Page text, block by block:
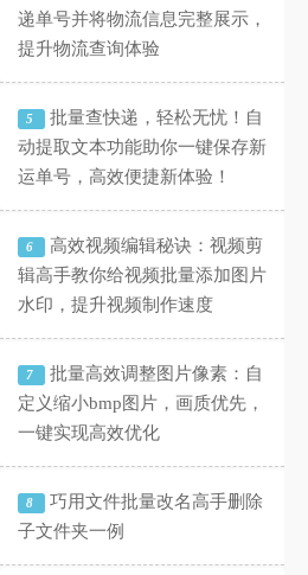
递单号并将物流信息完整展示，
提升物流查询体验
5
批量查快递，轻松无忧！自
动提取文本功能助你一键保存新
运单号，高效便捷新体验！
6
高效视频编辑秘诀：视频剪
辑高手教你给视频批量添加图片
水印，提升视频制作速度
7
批量高效调整图片像素：自
定义缩小bmp图片，画质优先，
一键实现高效优化
8
巧用文件批量改名高手删除
子文件夹一例